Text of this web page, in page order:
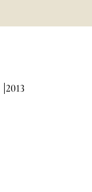
2013